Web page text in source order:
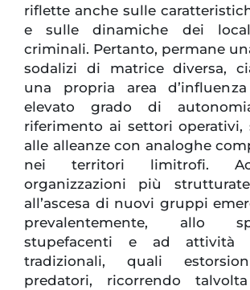
riflette anche sulle
e sulle dinamiche dei
criminali. Pertanto, permane
sodalizi di matrice diversa,
una propria area
elevato grado di
riferimento ai settori operativi,
alle alleanze con analoghe
nei territori limitrofi.
organizzazioni più
all’ascesa di nuovi gruppi
prevalentemente, allo
stupefacenti e ad attività
tradizionali, quali
predatori, ricorrendo